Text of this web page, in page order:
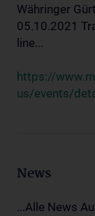
Währinger
05.10.2021
line...
https://
us/events/
News
...Alle News